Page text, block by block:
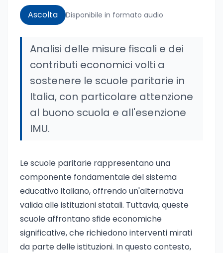
Ascolta Disponibile in formato audio
Analisi delle misure fiscali e dei
contributi economici volti a
sostenere le scuole paritarie in
Italia, con particolare attenzione
al buono scuola e all'esenzione
IMU.
Le scuole paritarie rappresentano una
componente fondamentale del sistema
educativo italiano, offrendo un'alternativa
valida alle istituzioni statali. Tuttavia, queste
scuole affrontano sfide economiche
significative, che richiedono interventi mirati
da parte delle istituzioni. In questo contesto,